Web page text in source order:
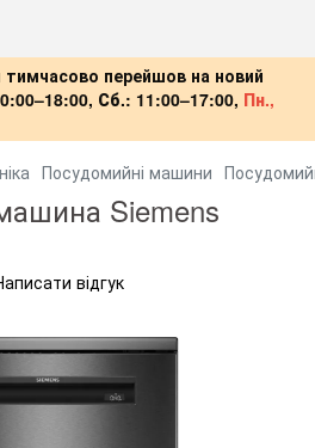
тимчасово перейшов на новий
Сб.: 11:00–17:00, Пн.,
Посудомийні машини
Siemens
відгук